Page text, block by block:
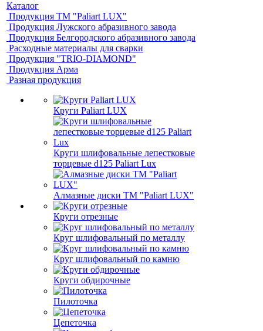
Каталог
Продукция ТМ "Paliart LUX"
Продукция Лужского абразивного завода
Продукция Белгородского абразивного завода
Расходные материалы для сварки
Продукция "TRIO-DIAMOND"
Продукция Арма
Разная продукция
Круги Paliart LUX
Круги шлифовальные лепестковые
торцевые d125 Paliart Lux
Алмазные диски ТМ "Paliart LUX"
Круги отрезные
Круг шлифовальный по металлу
Круг шлифовальный по камню
Круги обдирочные
Пилоточка
Цепеточка